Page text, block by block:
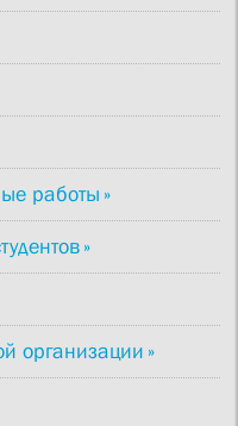
работы
организации